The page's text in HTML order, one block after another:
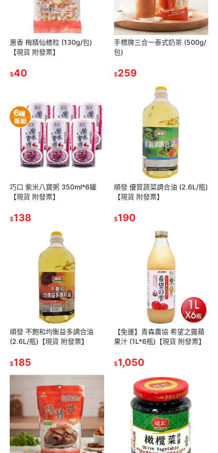
惠香 梅精仙楂粒 (130g/包)
【現貨 附發票】
$40
手標牌三合一泰式奶茶 (500g/
包)
$259
巧口 紫米八寶粥 350ml*6罐
【現貨 附發票】
$138
順發 優質蔬菜調合油 (2.6L/瓶)
【現貨 附發票】
$190
順發 不飽和均衡益多調合油
(2.6L/瓶)【現貨 附發票】
$185
【免運】青森農協 希望之露蘋
果汁 (1L*6瓶)【現貨 附發票】
$1,050